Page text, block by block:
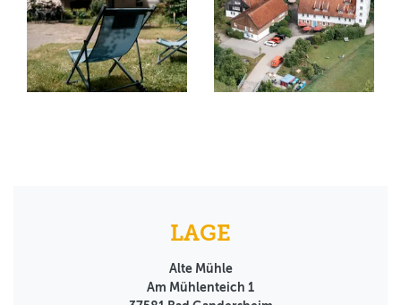
LAGE
Alte Mühle
Am Mühlenteich 1